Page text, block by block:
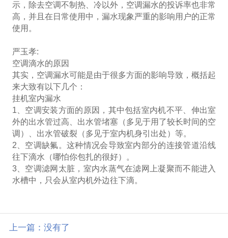
示，除去空调不制热、冷以外，空调漏水的投诉率也非常
高，并且在日常使用中，漏水现象严重的影响用户的正常
使用。
严玉孝:
空调滴水的原因
其实，空调漏水可能是由于很多方面的影响导致，概括起
来大致有以下几个：
挂机室内漏水
1、空调安装方面的原因，其中包括室内机不平、伸出室
外的出水管过高、出水管堵塞（多见于用了较长时间的空
调）、出水管破裂（多见于室内机身引出处）等。
2、空调缺氟。这种情况会导致室内部分的连接管道沿线
往下滴水（哪怕你包扎的很好）。
3、空调滤网太脏，室内水蒸气在滤网上凝聚而不能进入
水槽中，只会从室内机外边往下滴。
上一篇： 没有了